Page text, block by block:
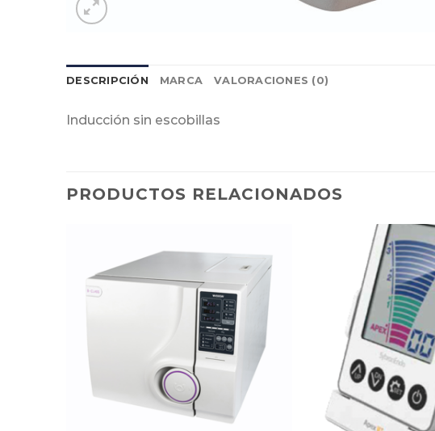
DESCRIPCIÓN MARCA VALORACIONES (0)
Inducción sin escobillas
PRODUCTOS RELACIONADOS
Adicionar
Favoritos